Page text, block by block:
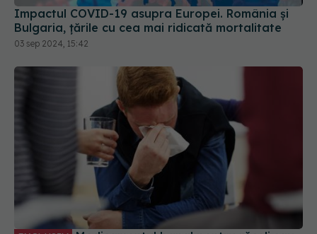
Impactul COVID-19 asupra Europei. România și
Bulgaria, țările cu cea mai ridicată mortalitate
03 sep 2024, 15:42